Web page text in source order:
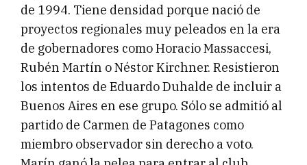
de 1994. Tiene densidad porque nació de
proyectos regionales muy peleados en la era
de gobernadores como Horacio Massaccesi,
Rubén Martín o Néstor Kirchner. Resistieron
los intentos de Eduardo Duhalde de incluir a
Buenos Aires en ese grupo. Sólo se admitió al
partido de Carmen de Patagones como
miembro observador sin derecho a voto.